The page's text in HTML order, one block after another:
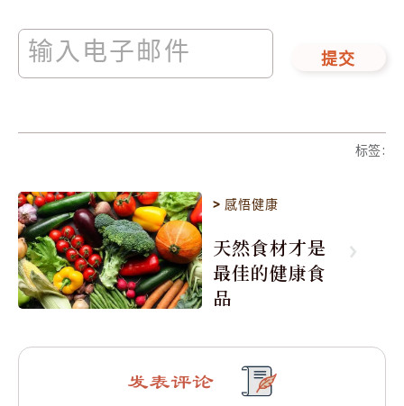
提交
标签:
> 感悟健康
天然食材才是
最佳的健康食
品
发表评论